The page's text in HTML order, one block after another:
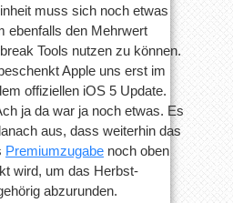
muss sich noch etwas
ebenfalls den Mehrwert
Tools nutzen zu können.
Apple uns erst im
offiziellen iOS 5 Update.
ja da war ja noch etwas. Es
aus, dass weiterhin das
Premiumzugabe noch oben
wird, um das Herbst-
abzurunden.